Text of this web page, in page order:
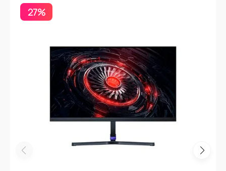
27%